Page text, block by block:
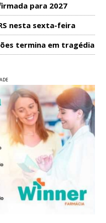
para 2027
nesta sexta-feira
termina em tragédia